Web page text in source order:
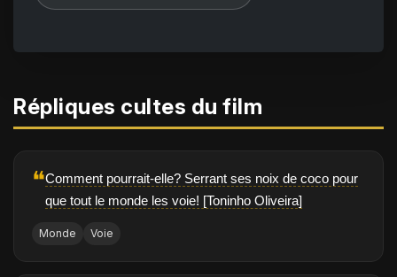
Répliques cultes du film
❝Comment pourrait-elle? Serrant ses noix de coco pour
que tout le monde les voie! [Toninho Oliveira]
Monde Voie